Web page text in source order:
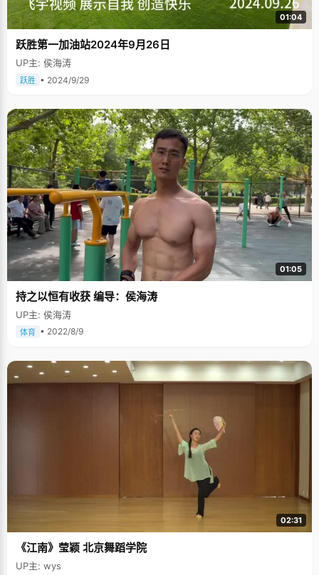
01:04
跃胜第一加油站2024年9月26日
UP主: 侯海涛
跃胜 • 2024/9/29
01:05
持之以恒有收获 编导：侯海涛
UP主: 侯海涛
体育 • 2022/8/9
02:31
《江南》莹颖 北京舞蹈学院
UP主: wys